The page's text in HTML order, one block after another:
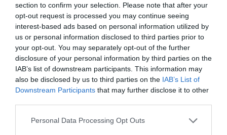
section to confirm your selection. Please note that after your
opt-out request is processed you may continue seeing
interest-based ads based on personal information utilized by
us or personal information disclosed to third parties prior to
your opt-out. You may separately opt-out of the further
disclosure of your personal information by third parties on the
IAB’s list of downstream participants. This information may
also be disclosed by us to third parties on the IAB’s List of
Downstream Participants that may further disclose it to other
Personal Data Processing Opt Outs